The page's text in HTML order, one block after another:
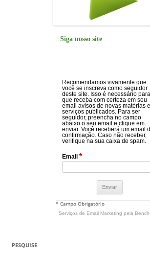
Siga nosso site
Recomendamos vivamente que
você se inscreva como seguidor
deste site. Isso é necessário para
que receba com certeza em seu
email avisos de novas matérias e
serviços publicados. Para ser
seguidor, preencha no campo
abaixo o seu email e clique em
enviar. Você receberá um email
confirmação. Caso não receber,
verifique na sua caixa de spam.
Email *
* Campo Obrigatório
Serviços de Email Marketing pela
PESQUISE